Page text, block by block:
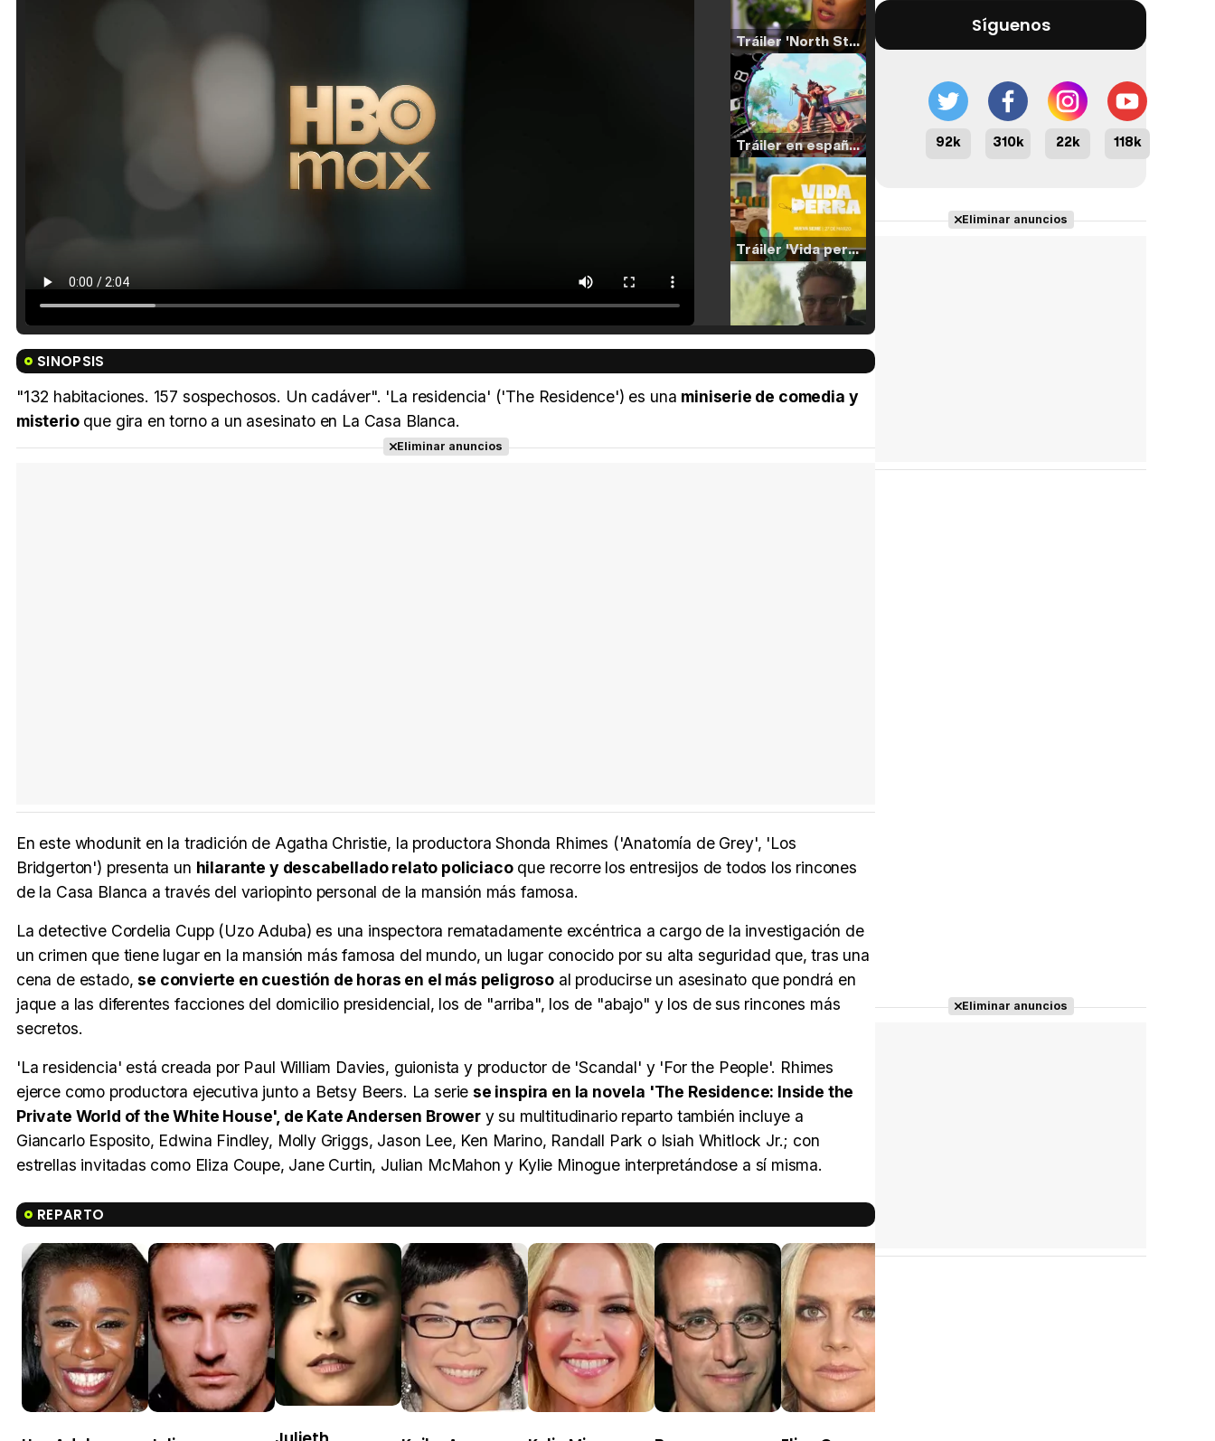
Tráiler 'North Star' (2023)
Tráiler en español de 'La isla olvidada'
Tráiler 'Vida perra' (2026)
Tráiler Oficial en VOSE 'The Audacity'
SINOPSIS
"132 habitaciones. 157 sospechosos. Un cadáver". 'La residencia' ('The Residence') es una miniserie de comedia y
misterioque gira en torno a un asesinato en La Casa Blanca.
Eliminar anuncios
En este whodunit en la tradición de Agatha Christie, la productora Shonda Rhimes ('Anatomía de Grey', 'Los
Bridgerton') presenta un hilarante y descabellado relato policiacoque recorre los entresijos de todos los rincones
de la Casa Blanca a través del variopinto personal de la mansión más famosa.
La detective Cordelia Cupp (Uzo Aduba) es una inspectora rematadamente excéntrica a cargo de la investigación de
un crimen que tiene lugar en la mansión más famosa del mundo, un lugar conocido por su alta seguridad que, tras una
cena de estado,se convierte en cuestión de horas en el más peligrosoal producirse un asesinato que pondrá en
jaque a las diferentes facciones del domicilio presidencial, los de "arriba", los de "abajo" y los de sus rincones más
secretos.
'La residencia' está creada por Paul William Davies, guionista y productor de 'Scandal' y 'For the People'. Rhimes
ejerce como productora ejecutiva junto a Betsy Beers. La serie se inspira en la novela 'The Residence: Inside the
Private World of the White House', de Kate Andersen Browery su multitudinario reparto también incluye a
Giancarlo Esposito, Edwina Findley, Molly Griggs, Jason Lee, Ken Marino, Randall Park o Isiah Whitlock Jr.; con
estrellas invitadas como Eliza Coupe, Jane Curtin, Julian McMahon y Kylie Minogue interpretándose a sí misma.
REPARTO
Síguenos
92k 310k 22k 118k
Eliminar anuncios
Eliminar anuncios